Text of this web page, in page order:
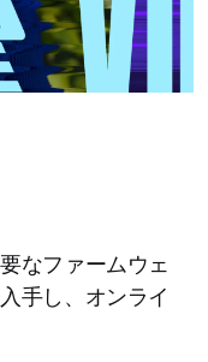
なファームウェ
手し、オンライ